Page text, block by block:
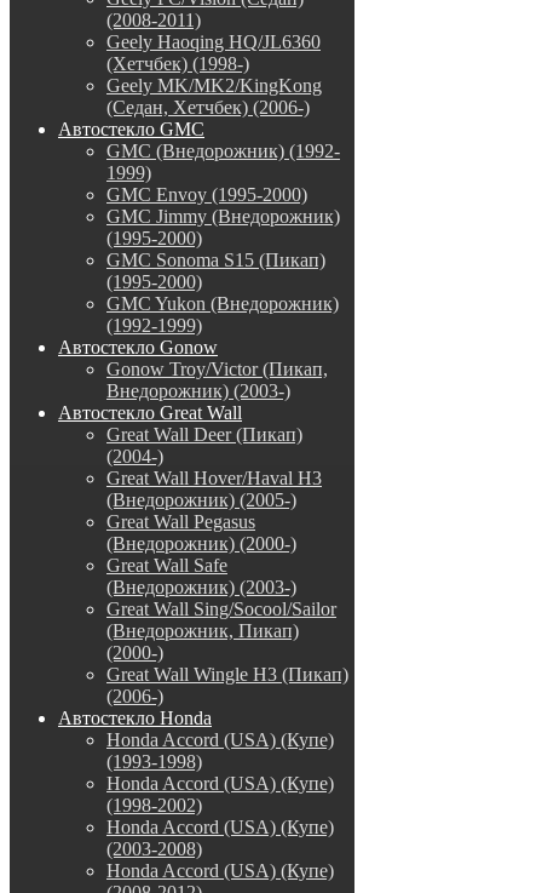
(2008-2011)
Geely Haoqing HQ/JL6360
(Хетчбек) (1998-)
Geely MK/MK2/KingKong
(Седан, Хетчбек) (2006-)
Автостекло GMC
GMC (Внедорожник) (1992-
1999)
GMC Envoy (1995-2000)
GMC Jimmy (Внедорожник)
(1995-2000)
GMC Sonoma S15 (Пикап)
(1995-2000)
GMC Yukon (Внедорожник)
(1992-1999)
Автостекло Gonow
Gonow Troy/Victor (Пикап,
Внедорожник) (2003-)
Автостекло Great Wall
Great Wall Deer (Пикап)
(2004-)
Great Wall Hover/Haval H3
(Внедорожник) (2005-)
Great Wall Pegasus
(Внедорожник) (2000-)
Great Wall Safe
(Внедорожник) (2003-)
Great Wall Sing/Socool/Sailor
(Внедорожник, Пикап)
(2000-)
Great Wall Wingle H3 (Пикап)
(2006-)
Автостекло Honda
Honda Accord (USA) (Купе)
(1993-1998)
Honda Accord (USA) (Купе)
(1998-2002)
Honda Accord (USA) (Купе)
(2003-2008)
Honda Accord (USA) (Купе)